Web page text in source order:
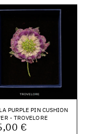
PURPLE PIN CUSHION
- TROVELORE
€